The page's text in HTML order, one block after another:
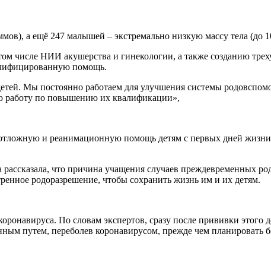
а ещё 247 малышей – экстремально низкую массу тела (до
числе НИИ акушерства и гинекологии, а также созданию
помощь.
Мы постоянно работаем для улучшения системы
работу по повышению их квалификации»,
и реанимационную помощь детям с первых дней
что причина учащения случаев преждевременных
родоразрешение, чтобы сохранить жизнь им и их детям.
По словам экспертов, сразу после прививки этого
путем, переболев коронавирусом, прежде чем планировать